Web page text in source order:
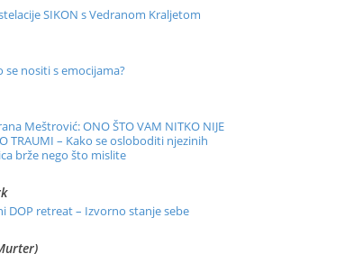
SIKON s Vedranom Kraljetom
se nositi s emocijama?
Meštrović: ONO ŠTO VAM NITKO NIJE
O TRAUMI – Kako se osloboditi njezinih
brže nego što mislite
DOP retreat – Izvorno stanje sebe